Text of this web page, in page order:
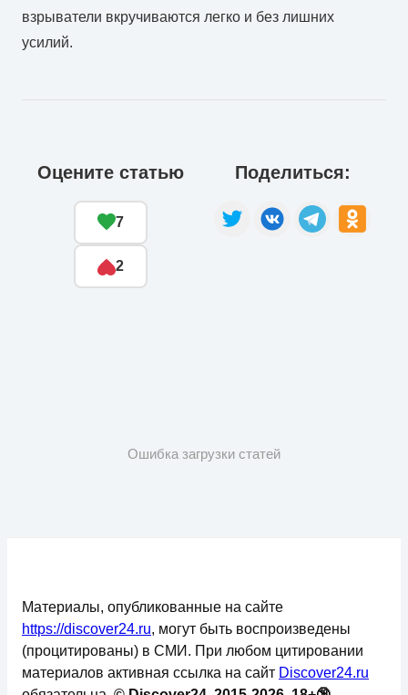
взрыватели вкручиваются легко и без лишних
усилий.
Оцените статью
7
2
Поделиться:
Ошибка загрузки статей
Материалы, опубликованные на сайте
https://discover24.ru, могут быть воспроизведены
(процитированы) в СМИ. При любом цитировании
материалов активная ссылка на сайт Discover24.ru